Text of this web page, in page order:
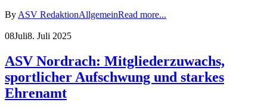
By ASV RedaktionAllgemeinRead more...
08Juli8. Juli 2025
ASV Nordrach: Mitgliederzuwachs,
sportlicher Aufschwung und starkes
Ehrenamt